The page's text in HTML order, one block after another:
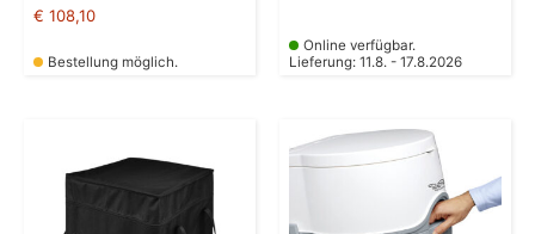
€ 108,10
Bestellung möglich.
Online verfügbar.
Lieferung: 11.8. - 17.8.2026